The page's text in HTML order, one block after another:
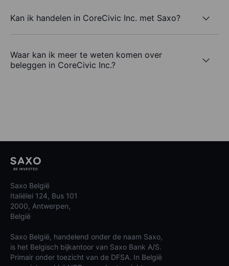
Kan ik handelen in CoreCivic Inc. met Saxo?
Waar kan ik meer te weten komen over
beleggen in CoreCivic Inc.?
Saxo België
Italiëlei 124, Bus 101
2000, Antwerpen,
België
Saxo België, handelend onder de naam Saxo,
is het Belgisch bijkantoor van Saxo Bank A/S.
Primair onder toezicht van de DFSA. In België